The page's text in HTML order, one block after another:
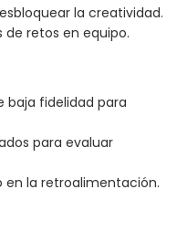
la creatividad.
retos en equipo.
baja fidelidad para
para evaluar
la retroalimentación.